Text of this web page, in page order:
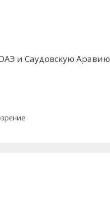
и Саудовскую Аравию